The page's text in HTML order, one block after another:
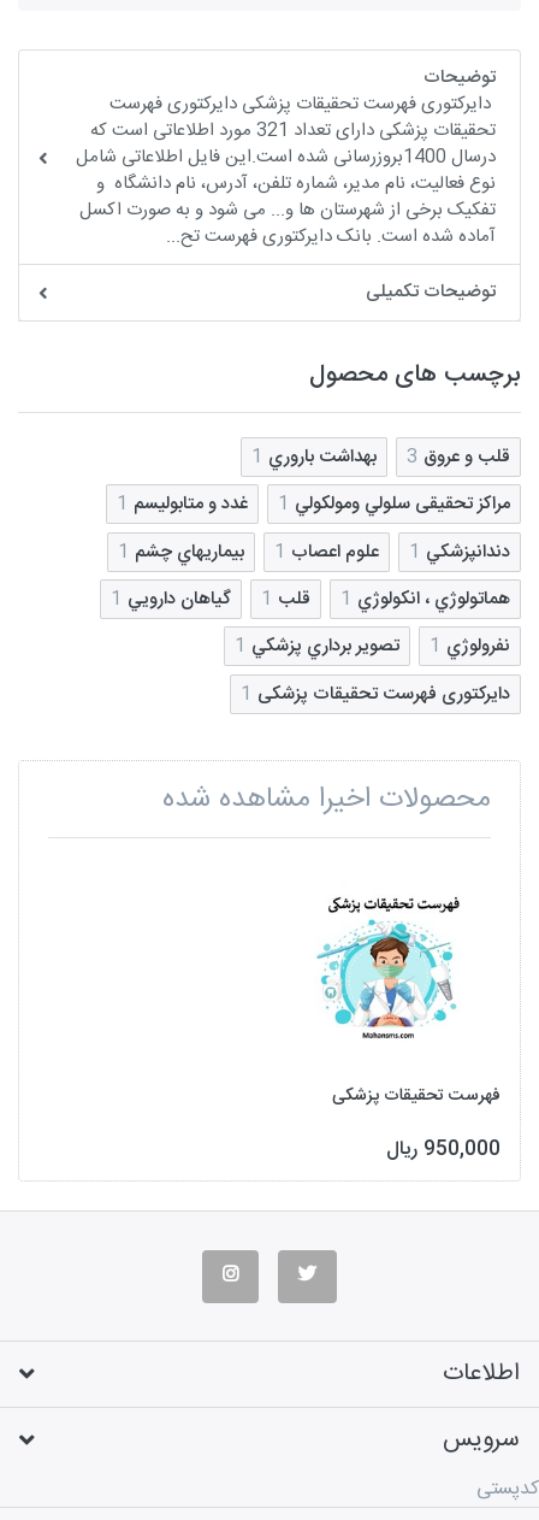
توضیحات
دایرکتوری فهرست تحقیقات پزشکی دایرکتوری فهرست
تحقیقات پزشکی دارای تعداد 321 مورد اطلاعاتی است که
درسال 1400بروزرسانی شده است.این فایل اطلاعاتی شامل
نوع فعالیت، نام مدیر، شماره تلفن، آدرس، نام دانشگاه و
تفکیک برخی از شهرستان ها و... می شود و به صورت اکسل
آماده شده است. بانک دایرکتوری فهرست تح...
توضیحات تکمیلی
برچسب های محصول
قلب و عروق 3 بهداشت باروري 1
مراکز تحقیقی سلولي ومولکولي 1 غدد و متابوليسم 1
دندانپزشکي 1 علوم اعصاب 1 بيماريهاي چشم 1
هماتولوژي ، انکولوژي 1 قلب 1 گياهان دارويي 1
نفرولوژي 1 تصوير برداري پزشكي 1
دایرکتوری فهرست تحقیقات پزشکی 1
محصولات اخیرا مشاهده شده
فهرست تحقیقات پزشکی
950,000 ریال
اطلاعات
سرویس
کدپستی